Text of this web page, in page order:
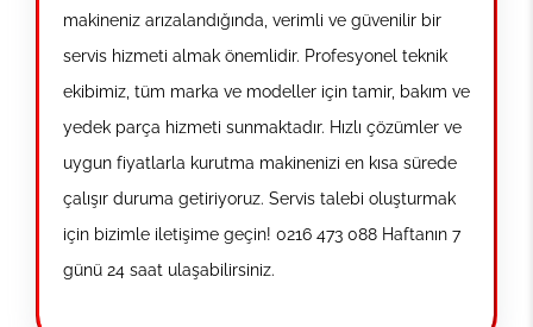
makineniz arızalandığında, verimli ve güvenilir bir
servis hizmeti almak önemlidir. Profesyonel teknik
ekibimiz, tüm marka ve modeller için tamir, bakım ve
yedek parça hizmeti sunmaktadır. Hızlı çözümler ve
uygun fiyatlarla kurutma makinenizi en kısa sürede
çalışır duruma getiriyoruz. Servis talebi oluşturmak
için bizimle iletişime geçin! 0216 473 088 Haftanın 7
günü 24 saat ulaşabilirsiniz.